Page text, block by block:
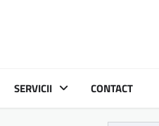
SERVICII CONTACT